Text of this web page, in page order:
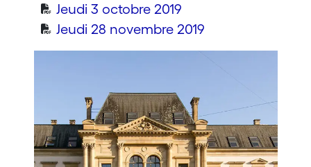
Jeudi 3 octobre 2019
Jeudi 28 novembre 2019